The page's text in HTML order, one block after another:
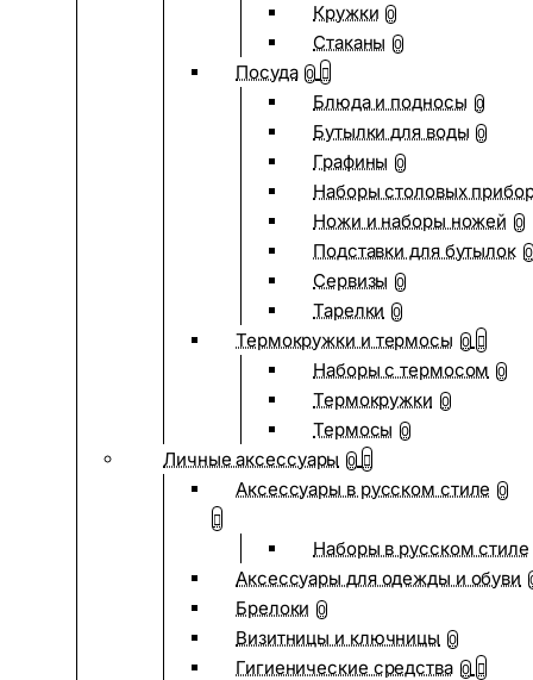
Кружки 0
Стаканы 0
Посуда 0
Блюда и подносы 0
Бутылки для воды 0
Графины 0
Наборы столовых
Ножи и наборы ножей 0
Подставки для бутылок 0
Сервизы 0
Тарелки 0
Термокружки и термосы 0
Наборы с термосом 0
Термокружки 0
Термосы 0
Личные аксессуары 0
Аксессуары в русском стиле 0
Наборы в русском стиле
Аксессуары для одежды и обуви
Брелоки 0
Визитницы и ключницы 0
Гигиенические средства 0